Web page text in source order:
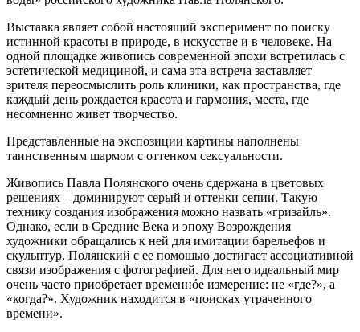
Выставка являет собой настоящий эксперимент по поиску
истинной красоты в природе, в искусстве и в человеке. На
одной площадке живопись современной эпохи встретилась с
эстетической медициной, и сама эта встреча заставляет
зрителя переосмыслить роль клиники, как пространства, где
каждый день рождается красота и гармония, места, где
несомненно живет творчество.
Представленные на экспозиции картины наполнены
таинственным шармом с оттенком сексуальности.
Живопись Павла Полянского очень сдержана в цветовых
решениях – доминируют серый и оттенки сепии. Такую
технику создания изображения можно назвать «гризайль».
Однако, если в Средние Века и эпоху Возрождения
художники обращались к ней для имитации барельефов и
скульптур, Полянский с ее помощью достигает ассоциативной
связи изображения с фотографией. Для него идеальный мир
очень часто приобретает временнóе измерение: не «где?», а
«когда?». Художник находится в «поисках утраченного
времени».